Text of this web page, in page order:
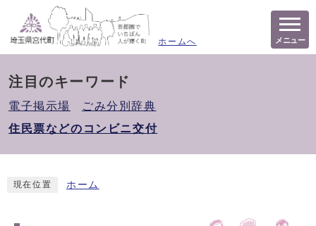
ホームへ メニュー
注目のキーワード
電子掲示場
ごみ分別辞典
住民票などのコンビニ交付
現在位置 ホーム